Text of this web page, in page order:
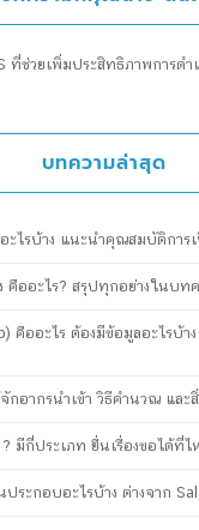
ช่วยเพิ่มประสิทธิภาพการดำ
บทความล่าสุด
ะไรบ้าง แนะนำคุณสมบัติการ
คืออะไร? สรุปทุกอย่างในบทค
คืออะไร ต้องมีข้อมูลอะไรบ้า
กอากรนำเข้า วิธีคำนวณ และ
มีกี่ประเภท ยื่นเรื่องขอได้ที่ไ
ระกอบอะไรบ้าง ต่างจาก